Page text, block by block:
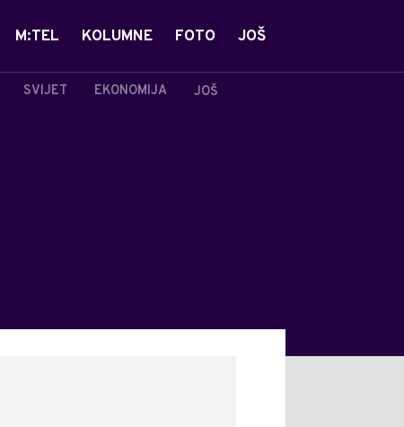
SVIJET EKONOMIJA JOŠ
M:TEL KOLUMNE FOTO JOŠ